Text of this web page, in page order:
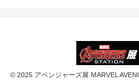
© 2025 アベンジャーズ展 MARVEL